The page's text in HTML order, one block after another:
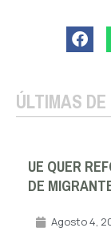
ÚLTIMAS
UE QUER
DE
Agosto 4,